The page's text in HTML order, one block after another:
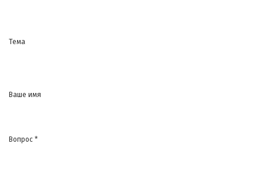
Тема
Ваше имя
Вопрос *